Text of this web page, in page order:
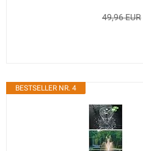
49,96 EUR
BESTSELLER NR. 4